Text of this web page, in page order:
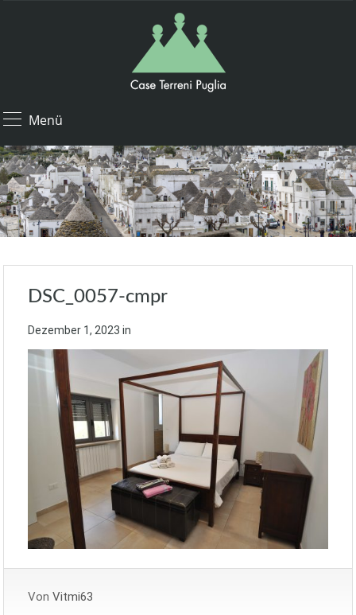
Menü
DSC_0057-cmpr
Dezember 1, 2023 in
Von Vitmi63